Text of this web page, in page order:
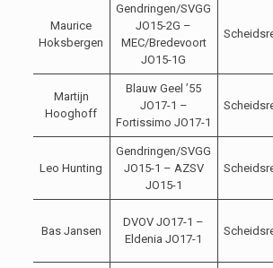
Maurice
Hoksbergen
Gendringen/SVGG
JO15-2G –
MEC/Bredevoort
JO15-1G
Martijn
Hooghoff
Blauw Geel ’55
JO17-1 –
Fortissimo JO17-1
Leo Hunting
Gendringen/SVGG
JO15-1 – AZSV
JO15-1
Bas Jansen
DVOV JO17-1 –
Eldenia JO17-1